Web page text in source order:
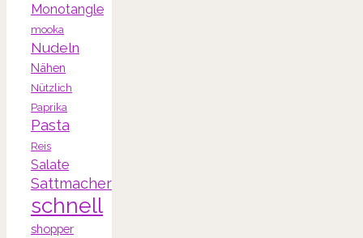
Monotangle
mooka
Nudeln
Nähen
Nützlich
Paprika
Pasta
Reis
Salate
Sattmacher
schnell
shopper